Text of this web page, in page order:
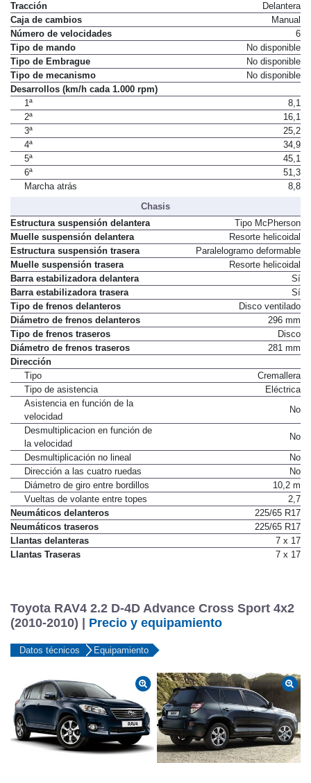
Tracción
Delantera
Caja de cambios
Manual
Número de velocidades
6
Tipo de mando
No disponible
Tipo de Embrague
No disponible
Tipo de mecanismo
No disponible
Desarrollos (km/h cada 1.000 rpm)
1ª
8,1
2ª
16,1
3ª
25,2
4ª
34,9
5ª
45,1
6ª
51,3
Marcha atrás
8,8
Chasis
Estructura suspensión delantera
Tipo McPherson
Muelle suspensión delantera
Resorte helicoidal
Estructura suspensión trasera
Paralelogramo deformable
Muelle suspensión trasera
Resorte helicoidal
Barra estabilizadora delantera
Sí
Barra estabilizadora trasera
Sí
Tipo de frenos delanteros
Disco ventilado
Diámetro de frenos delanteros
296 mm
Tipo de frenos traseros
Disco
Diámetro de frenos traseros
281 mm
Dirección
Tipo
Cremallera
Tipo de asistencia
Eléctrica
Asistencia en función de la
velocidad
No
Desmultiplicacion en función de
la velocidad
No
Desmultiplicación no lineal
No
Dirección a las cuatro ruedas
No
Diámetro de giro entre bordillos
10,2 m
Vueltas de volante entre topes
2,7
Neumáticos delanteros
225/65 R17
Neumáticos traseros
225/65 R17
Llantas delanteras
7 x 17
Llantas Traseras
7 x 17
Toyota RAV4 2.2 D-4D Advance Cross Sport 4x2
(2010-2010) | Precio y equipamiento
Datos técnicos Equipamiento